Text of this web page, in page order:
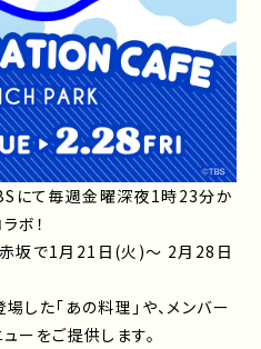
にて毎週金曜深夜1時23分か
ボ！
赤坂で1月21日(火)～ 2月28日
した「あの料理」や、メンバー
ーをご提供します。